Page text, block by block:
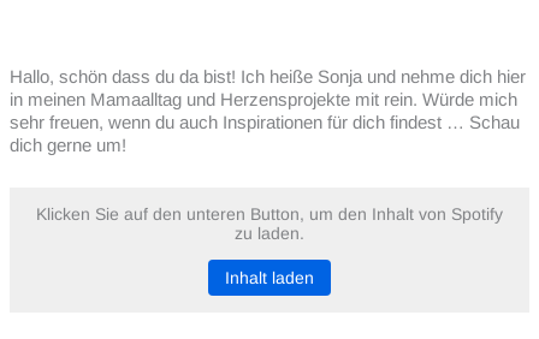
Hallo, schön dass du da bist! Ich heiße Sonja und nehme dich hier
in meinen Mamaalltag und Herzensprojekte mit rein. Würde mich
sehr freuen, wenn du auch Inspirationen für dich findest … Schau
dich gerne um!
Klicken Sie auf den unteren Button, um den Inhalt von Spotify
zu laden.
Inhalt laden